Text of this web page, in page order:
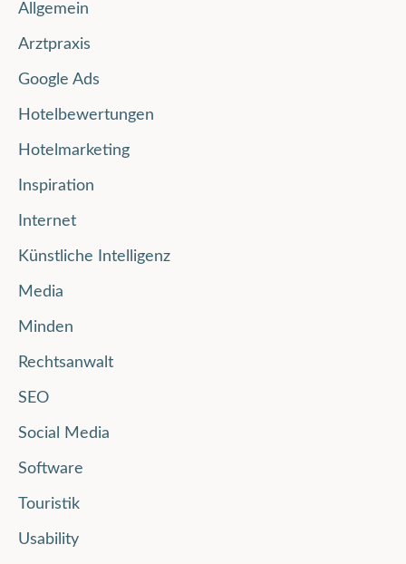
Allgemein
Arztpraxis
Google Ads
Hotelbewertungen
Hotelmarketing
Inspiration
Internet
Künstliche Intelligenz
Media
Minden
Rechtsanwalt
SEO
Social Media
Software
Touristik
Usability